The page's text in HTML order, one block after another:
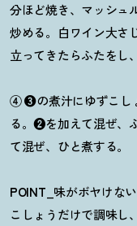
分ほど焼き、マッシュ
炒める。白ワイン大さ
立ってきたらふたをし
④ ❸の煮汁にゆずこ
る。❷を加えて混ぜ、
て混ぜ、ひと煮する。
POINT _味がボヤけな
こしょうだけで調味し